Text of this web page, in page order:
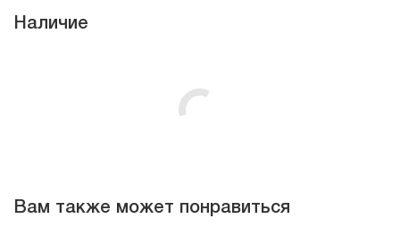
Наличие
Вам также может понравиться